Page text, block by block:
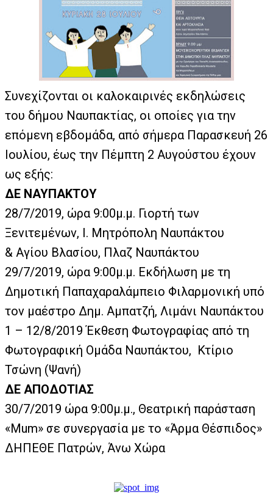
Συνεχίζονται οι καλοκαιρινές εκδηλώσεις
του δήμου Ναυπακτίας, οι οποίες για την
επόμενη εβδομάδα, από σήμερα Παρασκευή 26
Ιουλίου, έως την Πέμπτη 2 Αυγούστου έχουν
ως εξής:
ΔΕ ΝΑΥΠΑΚΤΟΥ
28/7/2019, ώρα 9:00μ.μ. Γιορτή των
Ξενιτεμένων, Ι. Μητρόπολη Ναυπάκτου
& Αγίου Βλασίου, Πλαζ Ναυπάκτου
29/7/2019, ώρα 9:00μ.μ. Εκδήλωση με τη
Δημοτική Παπαχαραλάμπειο Φιλαρμονική υπό
τον μαέστρο Δημ. Αμπατζή, Λιμάνι Ναυπάκτου
1 – 12/8/2019 Έκθεση Φωτογραφίας από τη
Φωτογραφική Ομάδα Ναυπάκτου, Κτίριο
Τσώνη (Ψανή)
ΔΕ ΑΠΟΔΟΤΙΑΣ
30/7/2019 ώρα 9:00μ.μ., Θεατρική παράσταση
«Mum» σε συνεργασία με το «Άρμα Θέσπιδος»
ΔΗΠΕΘΕ Πατρών, Άνω Χώρα